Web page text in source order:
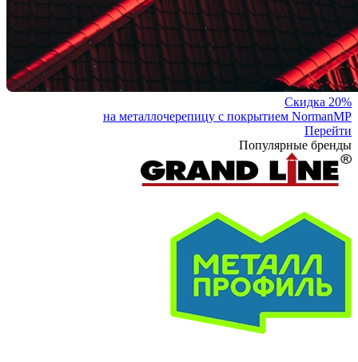
Скидка 20%
на металлочерепицу с покрытием NormanMP
Перейти
Популярные бренды